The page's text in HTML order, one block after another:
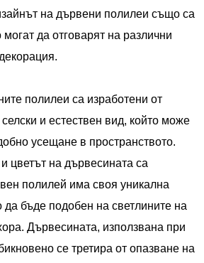
на дървени полилеи също са
да отговарят на различни
полилеи са изработени от
и естествен вид, който може
усещане в пространството.
цветът на дървесината са
полилей има своя уникална
да бъде подобен на светлините на
Дървесината, използвана при
се третира от опазване на